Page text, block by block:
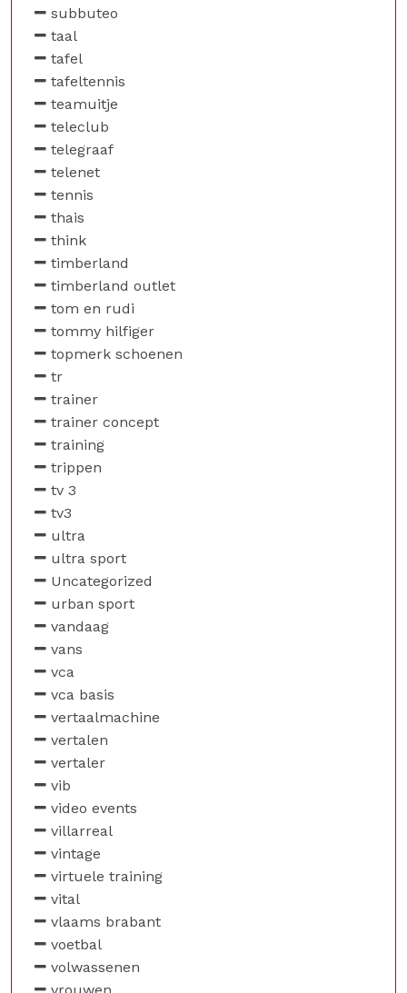
subbuteo
taal
tafel
tafeltennis
teamuitje
teleclub
telegraaf
telenet
tennis
thais
think
timberland
timberland outlet
tom en rudi
tommy hilfiger
topmerk schoenen
tr
trainer
trainer concept
training
trippen
tv 3
tv3
ultra
ultra sport
Uncategorized
urban sport
vandaag
vans
vca
vca basis
vertaalmachine
vertalen
vertaler
vib
video events
villarreal
vintage
virtuele training
vital
vlaams brabant
voetbal
volwassenen